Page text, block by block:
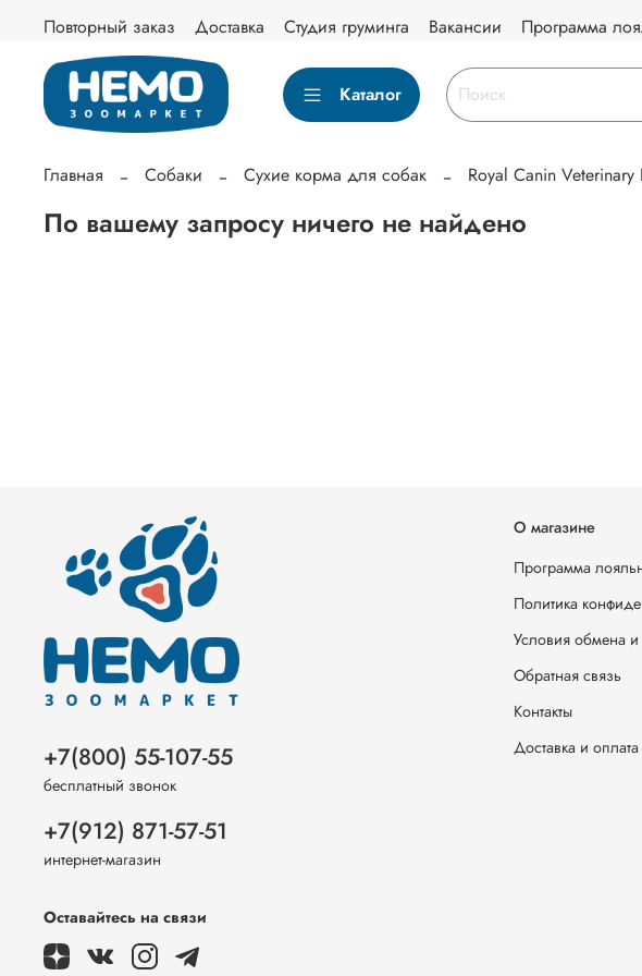
Повторный заказ Доставка Студия груминга Вакансии Программа
Каталог
Главная Собаки Сухие корма для собак Royal Canin Veterinary
По вашему запросу ничего не найдено
О магазине
Программа
Политика
Условия обмена и
Обратная связь
Контакты
Доставка и оплата
+7(800) 55-107-55
бесплатный звонок
+7(912) 871-57-51
интернет-магазин
Оставайтесь на связи